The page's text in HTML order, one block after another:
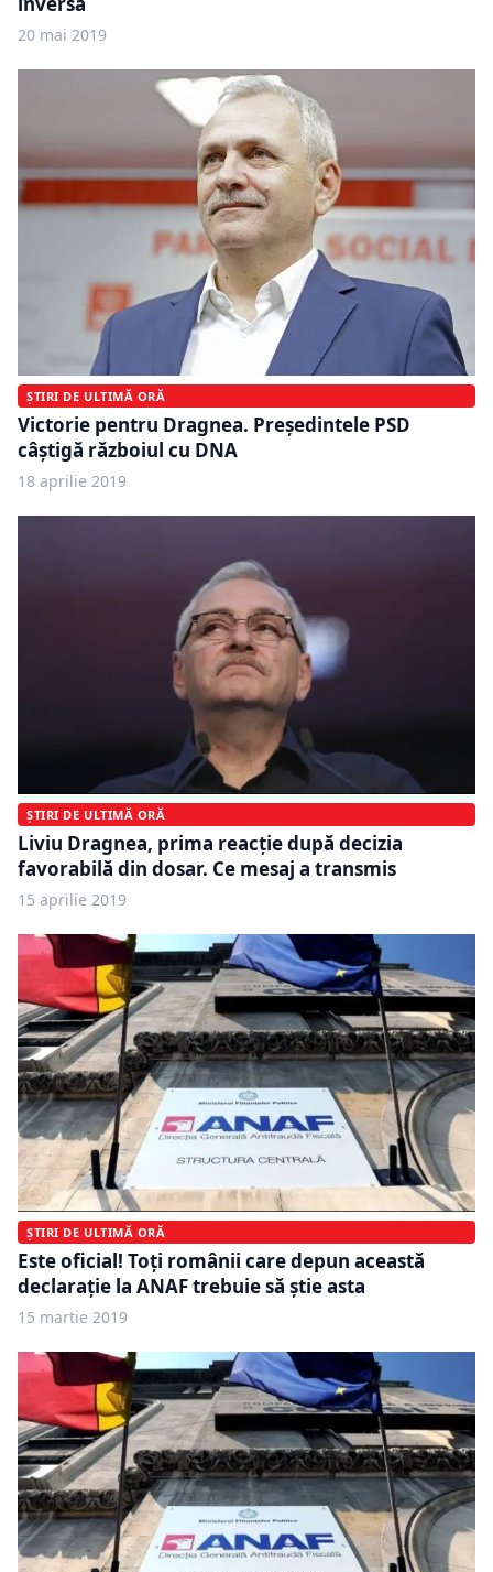
20 mai 2019
ȘTIRI DE ULTIMĂ ORĂ
Victorie pentru Dragnea. Președintele PSD
câștigă războiul cu DNA
18 aprilie 2019
ȘTIRI DE ULTIMĂ ORĂ
Liviu Dragnea, prima reacţie după decizia
favorabilă din dosar. Ce mesaj a transmis
15 aprilie 2019
ȘTIRI DE ULTIMĂ ORĂ
Este oficial! Toți românii care depun această
declarație la ANAF trebuie să știe asta
15 martie 2019